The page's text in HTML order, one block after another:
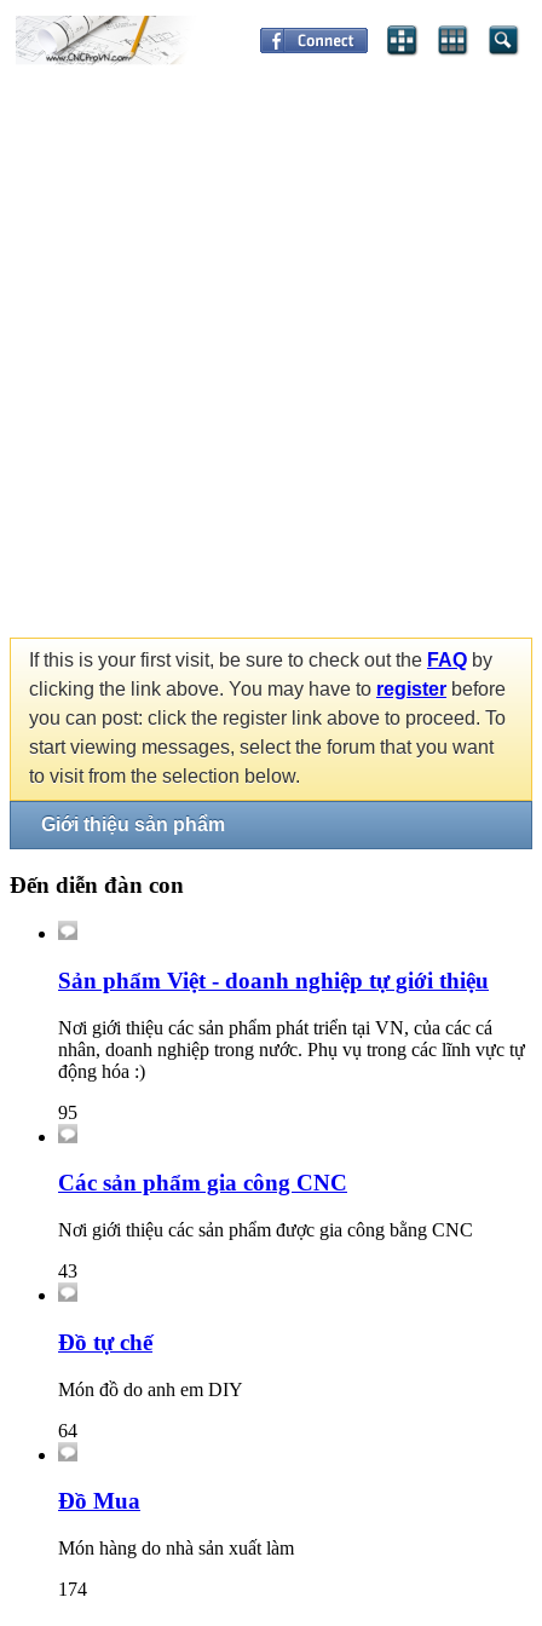
If this is your first visit, be sure to check out the FAQ by
clicking the link above. You may have to register before
you can post: click the register link above to proceed. To
start viewing messages, select the forum that you want
to visit from the selection below.
Giới thiệu sản phẩm
Đến diễn đàn con
Sản phẩm Việt - doanh nghiệp tự giới thiệu
Nơi giới thiệu các sản phẩm phát triển tại VN, của các cá
nhân, doanh nghiệp trong nước. Phụ vụ trong các lĩnh vực tự
động hóa :)
95
Các sản phẩm gia công CNC
Nơi giới thiệu các sản phẩm được gia công bằng CNC
43
Đồ tự chế
Món đồ do anh em DIY
64
Đồ Mua
Món hàng do nhà sản xuất làm
174